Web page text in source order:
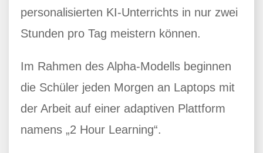
personalisierten KI-Unterrichts in nur zwei
Stunden pro Tag meistern können.
Im Rahmen des Alpha-Modells beginnen
die Schüler jeden Morgen an Laptops mit
der Arbeit auf einer adaptiven Plattform
namens „2 Hour Learning“.